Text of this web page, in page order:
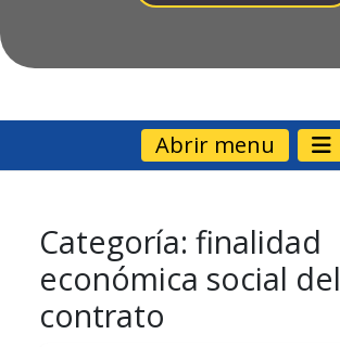
Abrir menu
Categoría: finalidad
económica social del
contrato